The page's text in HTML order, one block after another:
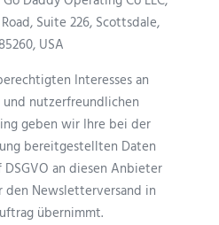
Suite 226, Scottsdale,
USA
Interesses an
nutzerfreundlichen
geben wir Ihre bei der
bereitgestellten Daten
DSGVO an diesen Anbieter
Newsletterversand in
übernimmt.